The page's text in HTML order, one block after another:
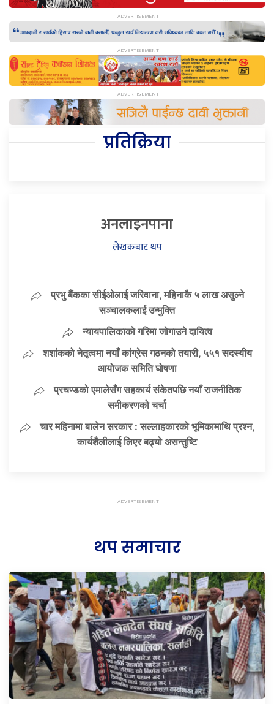
प्रतिक्रिया
अनलाइनपाना
लेखकबाट थप
प्रभु बैंकका सीईओलाई जरिवाना, महिनाकै ५ लाख असुल्ने
सञ्चालकलाई उन्मुक्ति
न्यायपालिकाको गरिमा जोगाउने दायित्व
शशांकको नेतृत्वमा नयाँ कांग्रेस गठनको तयारी, ५५१ सदस्यीय
आयोजक समिति घोषणा
प्रचण्डको एमालेसँग सहकार्य संकेतपछि नयाँ राजनीतिक
समीकरणको चर्चा
चार महिनामा बालेन सरकार : सल्लाहकारको भूमिकामाथि प्रश्न,
कार्यशैलीलाई लिएर बढ्यो असन्तुष्टि
थप समाचार